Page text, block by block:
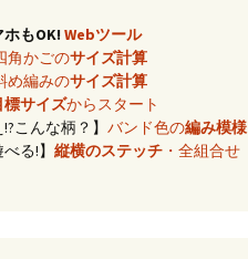
サ
ホもOK! Webツール
角かごのサイズ計算
め編みのサイズ計算
標サイズからスタート
!?こんな柄？】 バンド色の編み模様
べる!】 縦横のステッチ ・全組合せ